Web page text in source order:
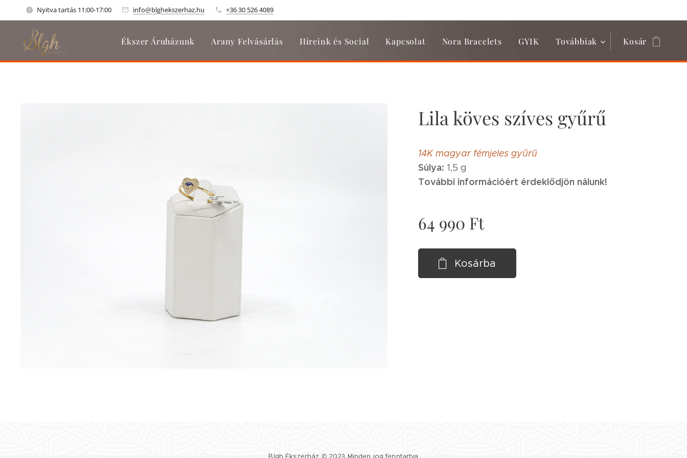
Nyitva tartás 11:00-17:00 info@blghekszerhaz.hu +36 30 526 4089
Ékszer Áruházunk Arany Felvásárlás Híreink és Social Kapcsolat Nora Bracelets GYIK Továbbiak Kosár
Lila köves szíves gyűrű
14K magyar fémjeles gyűrű
Súlya: 1,5 g
További információért érdeklődjön nálunk!
64 990 Ft
Kosárba
Blgh Ékszerház © 2023 Minden jog fenntartva